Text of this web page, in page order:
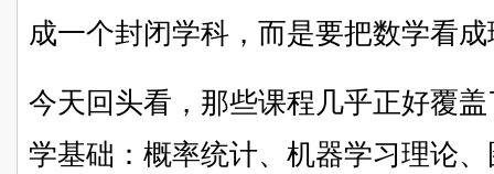
成一个封闭学科，而是要把数学看
今天回头看，那些课程几乎正好覆
学基础：概率统计、机器学习理论